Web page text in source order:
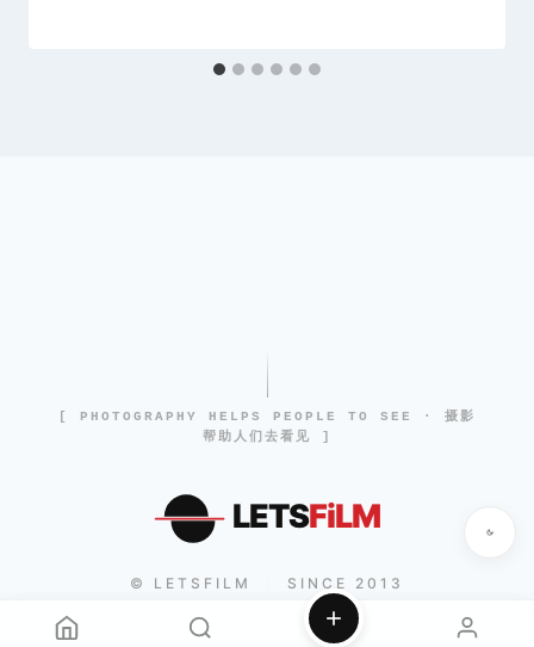
[ PHOTOGRAPHY HELPS PEOPLE TO SEE · 摄影
帮助人们去看见 ]
LETSFiLM
© LETSFILM SINCE 2013